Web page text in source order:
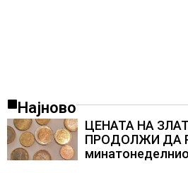
Најново
ЦЕНАТА НА
ПРОДОЛЖИ ДА